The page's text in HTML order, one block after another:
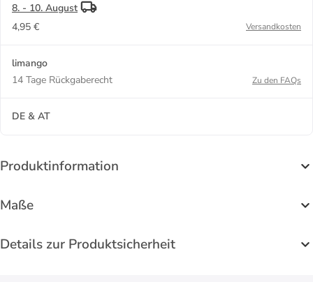
8. - 10. August
4,95 €
Versandkosten
limango
14 Tage Rückgaberecht
Zu den FAQs
DE & AT
Produktinformation
Maße
Details zur Produktsicherheit